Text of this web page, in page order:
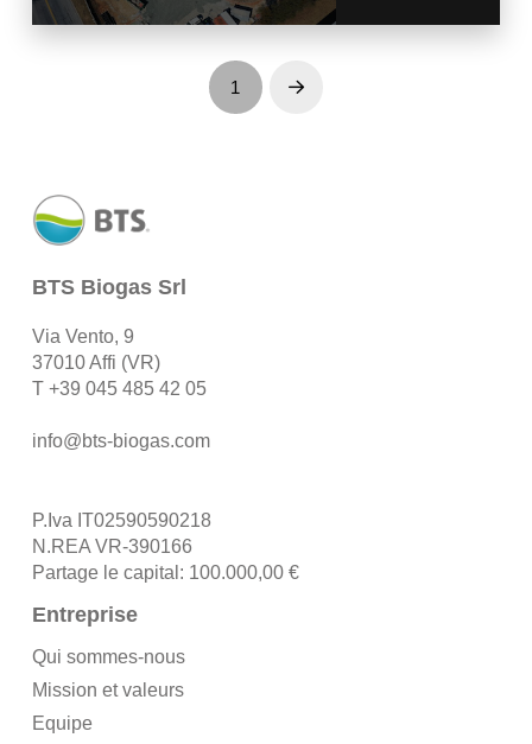
1 Next
BTS Biogas Srl
Via Vento, 9
37010 Affi (VR)
T +39 045 485 42 05
info@bts-biogas.com
P.Iva IT02590590218
N.REA VR-390166
Partage le capital: 100.000,00 €
Entreprise
Qui sommes-nous
Mission et valeurs
Equipe